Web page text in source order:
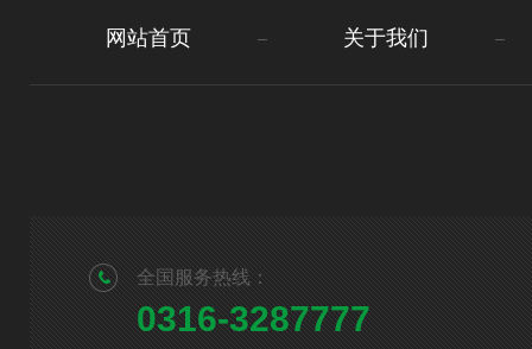
网站首页 关于我们
全国服务热线：
0316-3287777